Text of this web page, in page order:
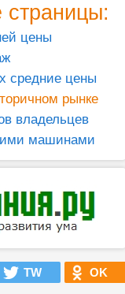
цены
средние цены
рынке
владельцев
машинами
TW OK